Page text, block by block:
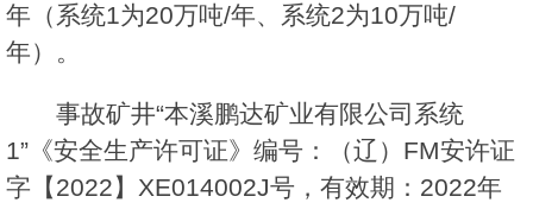
年（系统1为20万吨/年、系统2为10万吨/
年）。
事故矿井“本溪鹏达矿业有限公司系统
1”《安全生产许可证》编号：（辽）FM安许证
字【2022】XE014002J号，有效期：2022年